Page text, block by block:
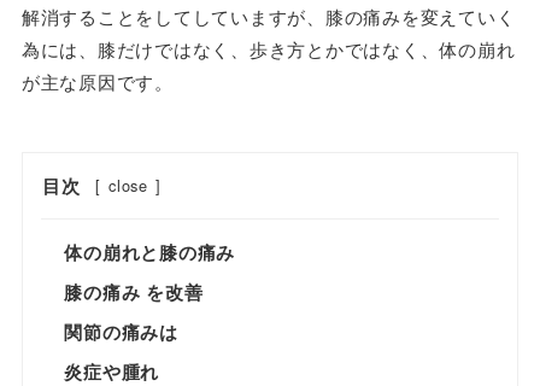
解消することをしてしていますが、膝の痛みを変えていく
為には、膝だけではなく、歩き方とかではなく、体の崩れ
が主な原因です。
目次 [ close ]
体の崩れと膝の痛み
膝の痛み を改善
関節の痛みは
炎症や腫れ